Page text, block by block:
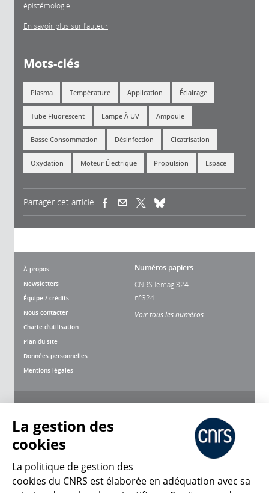
épistémologie.
En savoir plus sur l'auteur
Mots-clés
Plasma Température Application Éclairage
Tube Fluorescent Lampe À UV Ampoule
Basse Consommation Désinfection Cicatrisation
Oxydation Moteur Électrique Propulsion Espace
Partager cet article (link is external)(link is external)
À propos
Newsletters
Équipe / crédits
Nous contacter
Charte d'utilisation
Plan du site
Données personnelles
Mentions légales
Numéros papiers
CNRS lemag 324
n°324
Voir tous les numéros
La gestion des
cookies
La politique de gestion des
cookies du CNRS est élaborée en adéquation avec sa